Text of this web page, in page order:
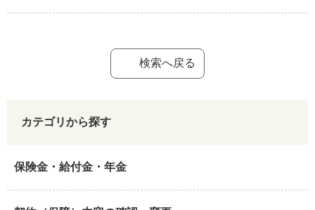
検索へ戻る
カテゴリから探す
保険金・給付金・年金